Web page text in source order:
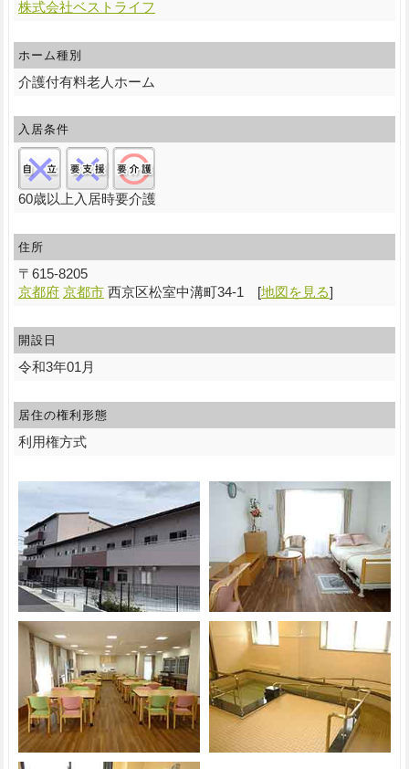
株式会社ベストライフ
ホーム種別
介護付有料老人ホーム
入居条件
60歳以上入居時要介護
住所
〒 615-8205
京都府 京都市 西京区松室中溝町34-1 [地図を見る]
開設日
令和3年01月
居住の権利形態
利用権方式